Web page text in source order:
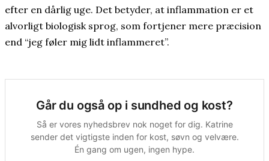
efter en dårlig uge. Det betyder, at inflammation er et
alvorligt biologisk sprog, som fortjener mere præcision
end “jeg føler mig lidt inflammeret”.
Går du også op i sundhed og kost?
Så er vores nyhedsbrev nok noget for dig. Katrine
sender det vigtigste inden for kost, søvn og velvære.
Én gang om ugen, ingen hype.